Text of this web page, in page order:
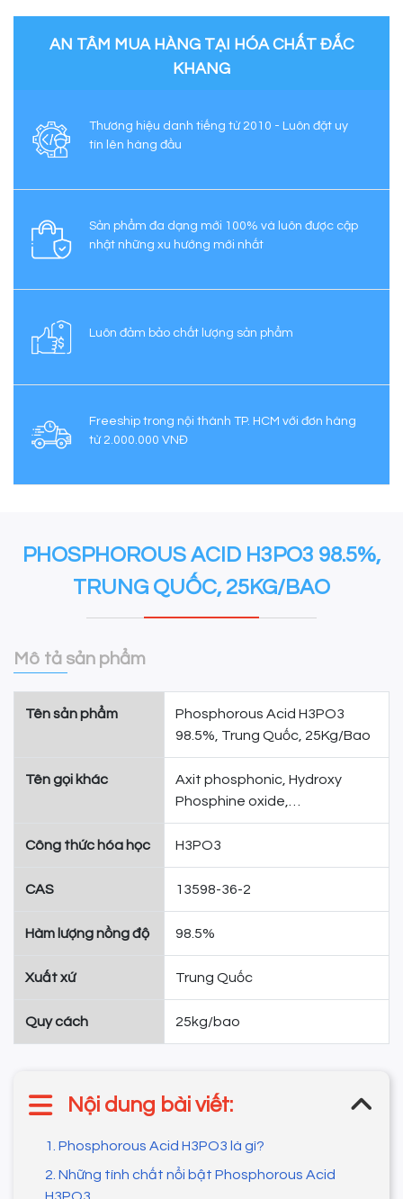
AN TÂM MUA HÀNG TẠI HÓA CHẤT ĐẮC
KHANG
Thương hiệu danh tiếng từ 2010 - Luôn đặt uy
tín lên hàng đầu
Sản phẩm đa dạng mới 100% và luôn được cập
nhật những xu hướng mới nhất
Luôn đảm bảo chất lượng sản phẩm
Freeship trong nội thành TP. HCM với đơn hàng
từ 2.000.000 VNĐ
PHOSPHOROUS ACID H3PO3 98.5%,
TRUNG QUỐC, 25KG/BAO
Mô tả sản phẩm
Tên sản phẩm
Phosphorous Acid H3PO3
98.5%, Trung Quốc, 25Kg/Bao
Tên gọi khác
Axit phosphonic, Hydroxy
Phosphine oxide,…
Công thức hóa học H3PO3
CAS 13598-36-2
Hàm lượng nồng độ 98.5%
Xuất xứ Trung Quốc
Quy cách 25kg/bao
Nội dung bài viết:
1. Phosphorous Acid H3PO3 là gì?
2. Những tính chất nổi bật Phosphorous Acid